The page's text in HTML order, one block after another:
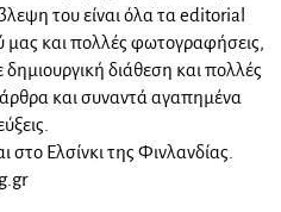
του είναι όλα τα editorial
μας και πολλές φωτογραφήσεις,
διάθεση και πολλές
άρθρα και συναντά αγαπημένα
στο Ελσίνκι της Φινλανδίας.